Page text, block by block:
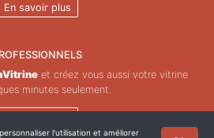
En savoir plus
et créez vous aussi votre vitrine
minutes seulement.
l'utilisation et améliorer